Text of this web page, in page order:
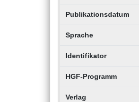
Publikationsdatum
Sprache
Identifikator
HGF-Programm
Verlag